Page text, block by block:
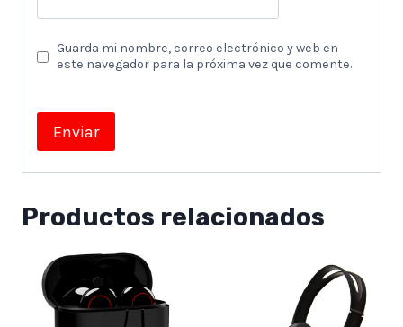
Guarda mi nombre, correo electrónico y web en
este navegador para la próxima vez que comente.
Productos relacionados